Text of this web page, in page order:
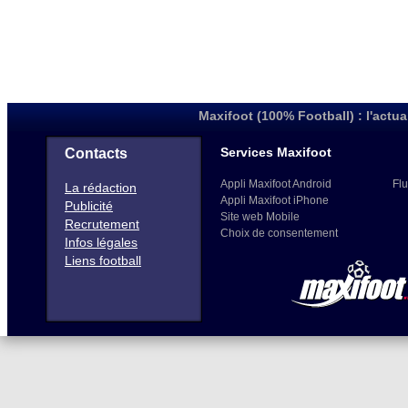
Maxifoot (100% Football) :
Contacts
La rédaction
Publicité
Recrutement
Infos légales
Liens football
Services Maxifoot
Appli Maxifoot Android
Appli Maxifoot iPhone
Site web Mobile
Choix de consentement